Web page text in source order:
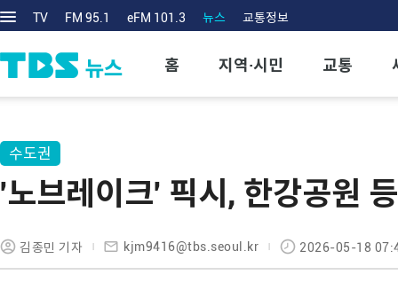
TV FM 95.1 eFM 101.3 뉴스 교통정보
홈 지역·시민 교통
수도권
'노브레이크' 픽시, 한강공원
김종민 기자 kjm9416@tbs.seoul.kr 2026-05-18